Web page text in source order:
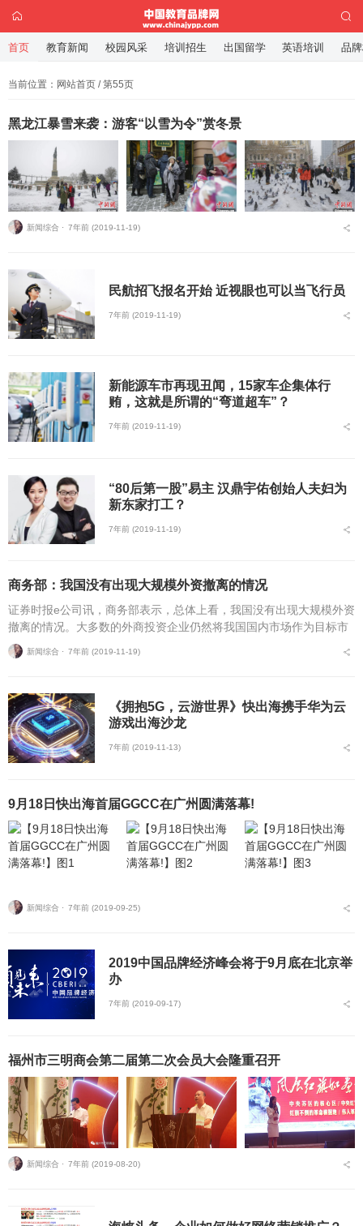
当前位置： 网站首页 / 第55页
黑龙江暴雪来袭：游客“以雪为令”赏冬景
新闻综合 ⋅ 7年前 (2019-11-19)
民航招飞报名开始 近视眼也可以当飞行员
7年前 (2019-11-19)
新能源车市再现丑闻，15家车企集体行
贿，这就是所谓的“弯道超车”？
7年前 (2019-11-19)
“80后第一股”易主 汉鼎宇佑创始人夫妇为
新东家打工？
7年前 (2019-11-19)
商务部：我国没有出现大规模外资撤离的情况
证券时报e公司讯，商务部表示，总体上看，我国没有出现大规模外资
撤离的情况。大多数的外商投资企业仍然将我国国内市场作为目标市
场，仍然十分看好在我国的投资，有较强的投资信心。...
新闻综合 ⋅ 7年前 (2019-11-19)
《拥抱5G，云游世界》快出海携手华为云
游戏出海沙龙
7年前 (2019-11-13)
9月18日快出海首届GGCC在广州圆满落幕!
新闻综合 ⋅ 7年前 (2019-09-25)
2019中国品牌经济峰会将于9月底在北京举
办
7年前 (2019-09-17)
福州市三明商会第二届第二次会员大会隆重召开
新闻综合 ⋅ 7年前 (2019-08-20)
首页 教育新闻 校园风采 培训招生 出国留学 英语培训 品